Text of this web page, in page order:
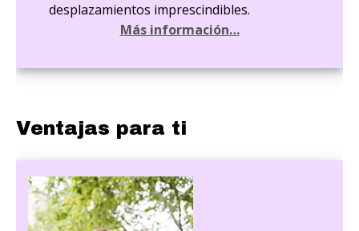
desplazamientos imprescindibles.
Más información…
Ventajas para ti